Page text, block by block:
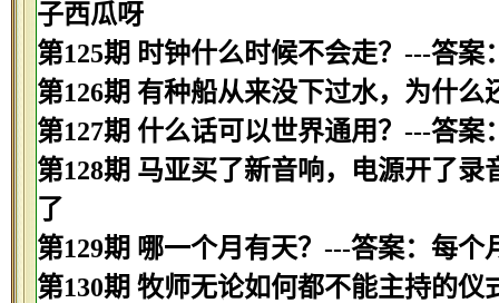
子西瓜呀
第125期 时钟什么时候不会走？---答案
第126期 有种船从来没下过水，为什
第127期 什么话可以世界通用？---答案
第128期 马亚买了新音响，电源开了
了
第129期 哪一个月有天？---答案：每个
第130期 牧师无论如何都不能主持的